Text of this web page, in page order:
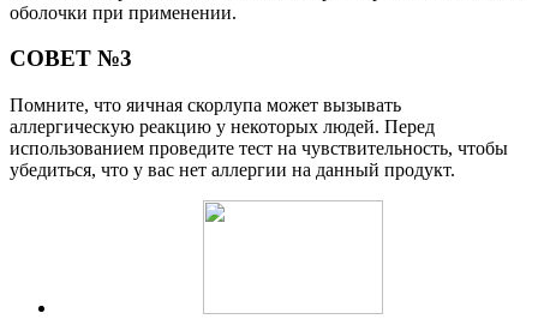
оболочки при применении.
СОВЕТ №3
Помните, что яичная скорлупа может вызывать
аллергическую реакцию у некоторых людей. Перед
использованием проведите тест на чувствительность, чтобы
убедиться, что у вас нет аллергии на данный продукт.